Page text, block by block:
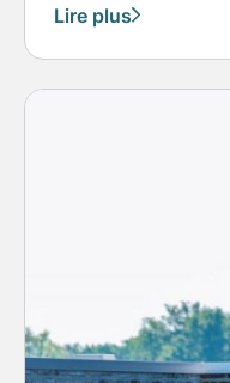
gestion optimale
Lire plus